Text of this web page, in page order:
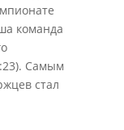
команда
Самым
стал